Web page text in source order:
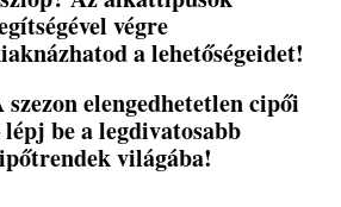
végre
a lehetőségeidet!
szezon elengedhetetlen cipői
lépj be a legdivatosabb
világába!